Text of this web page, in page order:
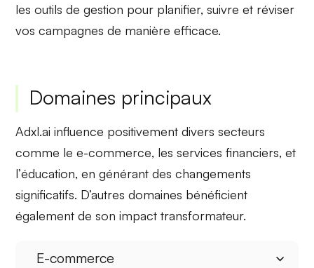
les outils de gestion pour planifier, suivre et réviser
vos campagnes de manière efficace.
Domaines principaux
Adxl.ai influence positivement divers secteurs
comme lee-commerce, lesservices financiers, et
l’éducation, en générant deschangements
significatifs. D’autres domaines bénéficient
également de son impact transformateur.
E-commerce